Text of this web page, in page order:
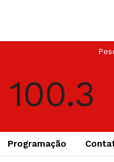
Programação